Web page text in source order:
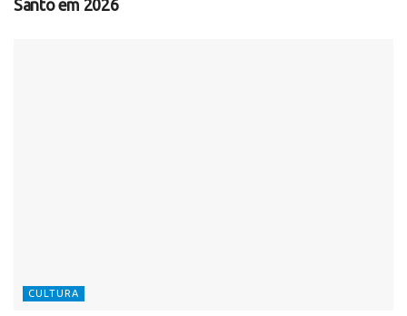
Santo em 2026
CULTURA